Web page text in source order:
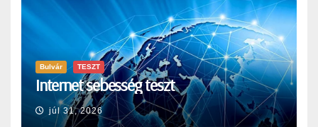
Bulvár TESZT
Internet sebesség teszt
júl 31, 2026